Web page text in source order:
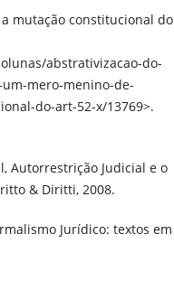
mutação constitucional do
abstrativizacao-do-
mero-menino-de-
do-art-52-x/13769>.
Autorrestrição Judicial e o
& Diritti, 2008.
Jurídico: textos em